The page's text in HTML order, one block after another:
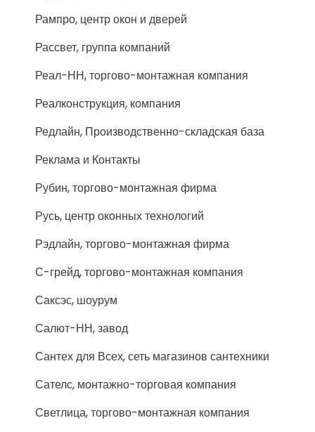
Рампро, центр окон и дверей
Рассвет, группа компаний
Реал-НН, торгово-монтажная компания
Реалконструкция, компания
Редлайн, Производственно-складская база
Реклама и Контакты
Рубин, торгово-монтажная фирма
Русь, центр оконных технологий
Рэдлайн, торгово-монтажная фирма
С-грейд, торгово-монтажная компания
Саксэс, шоурум
Салют-НН, завод
Сантех для Всех, сеть магазинов сантехники
Сателс, монтажно-торговая компания
Светлица, торгово-монтажная компания